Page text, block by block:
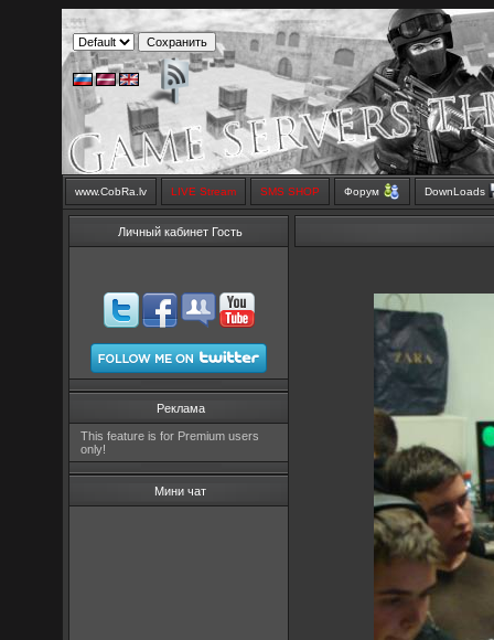
www.CobRa.lv LIVE Stream SMS SHOP Форум DownLoads
Личный кабинет Гость
Реклама
This feature is for Premium users
only!
Мини чат